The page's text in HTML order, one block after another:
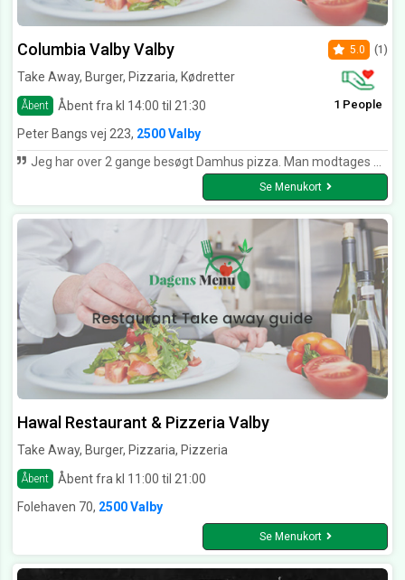
Columbia Valby Valby
Take Away, Burger, Pizzaria, Kødretter
Åbent Åbent fra kl 14:00 til 21:30
5.0 (1)
1 People
Peter Bangs vej 223, 2500 Valby
Jeg har over 2 gange besøgt Damhus pizza. Man modtages af venlige medarbejdere. De gør virkelig et godt indtryk. Den ene gang prøvede jeg deres pizza. Bunden er supersprød og velsmagende. Der bliver ikke sparet på råvarene, som er superfriske. Anden gang prøvede jeg en kebab og den smagte også rigtig godt. Stedet er pænt og ryttet. Damhus pizza gør det rigtig godt og fortjener 5 stjerner herfra. Jeg anbefaler stedet.
Se Menukort
Hawal Restaurant & Pizzeria Valby
Take Away, Burger, Pizzaria, Pizzeria
Åbent
Åbent fra kl 11:00 til 21:00
Folehaven 70, 2500 Valby
Se Menukort